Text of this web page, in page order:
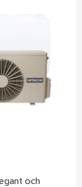
och